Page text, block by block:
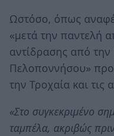
Ωστόσο, όπως
«μετά την παντελή
αντίδρασης από την
Πελοποννήσου»
την Τροχαία και τις
«Στο συγκεκριμένο
ταμπέλα, ακριβώς